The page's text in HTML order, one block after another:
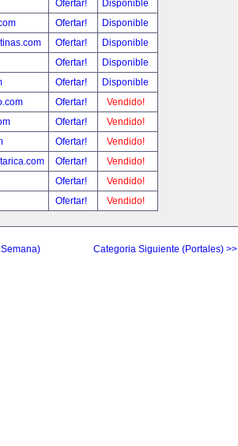
Ofertar!
Disponible
Ofertar!
Disponible
Ofertar!
Disponible
Ofertar!
Disponible
Ofertar!
Disponible
Ofertar!
Vendido!
Ofertar!
Vendido!
Ofertar!
Vendido!
Ofertar!
Vendido!
Ofertar!
Vendido!
Ofertar! Vendido!
Categoria Siguiente (Portales) >>